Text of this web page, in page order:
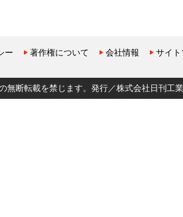
ー 著作権について 会社情報 サイ
無断転載を禁じます。発行／株式会社日刊